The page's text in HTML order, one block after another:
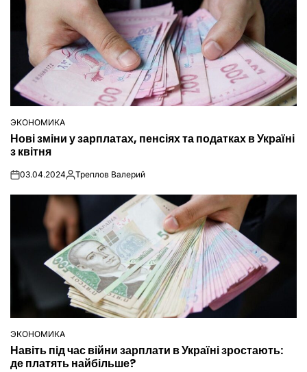
ОПУБЛІКУВАТИ
У
ЭКОНОМИКА
Нові зміни у зарплатах, пенсіях та податках в Україні
з квітня
on03.04.2024Опубліковано
Треплов Валерий
ОПУБЛІКУВАТИ
У
ЭКОНОМИКА
Навіть під час війни зарплати в Україні зростають:
де платять найбільше?